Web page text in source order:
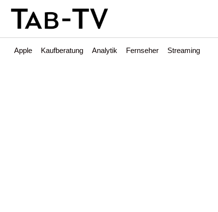
Apple Kaufberatung Analytik Fernseher Streaming